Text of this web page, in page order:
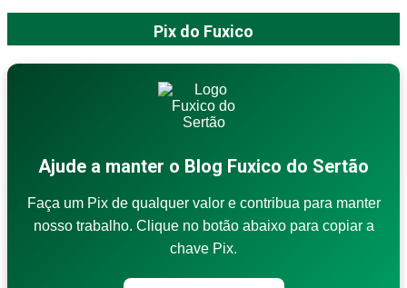
Pix do Fuxico
Ajude a manter o Blog Fuxico do Sertão
Faça um Pix de qualquer valor e contribua para manter
nosso trabalho. Clique no botão abaixo para copiar a
chave Pix.